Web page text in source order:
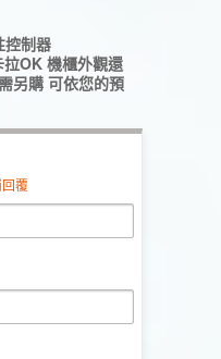
控制器
拉OK 機櫃外觀還
另購 可依您的預
覆